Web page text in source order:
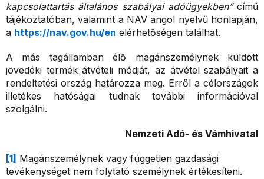
kapcsolattartás általános szabályai adóügyekben”című
tájékoztatóban, valamint a NAV angol nyelvű honlapján,
a https://nav.gov.hu/en elérhetőségen találhat.
A más tagállamban élő magánszemélynek küldött
jövedéki termék átvételi módját, az átvétel szabályait a
rendeltetési ország határozza meg. Erről a célországok
illetékes hatóságai tudnak további információval
szolgálni.
Nemzeti Adó- és Vámhivatal
[1] Magánszemélynek vagy független gazdasági
tevékenységet nem folytató személynek értékesíteni.